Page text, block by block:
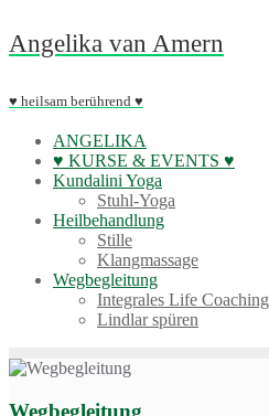
Skip
to
Angelika van Amern
♥ heilsam berührend ♥
ANGELIKA
♥ KURSE & EVENTS ♥
Kundalini Yoga
Stuhl-Yoga
Heilbehandlung
Stille
Klangmassage
Wegbegleitung
Integrales Life Coaching
Lindlar spüren
Wegbegleitung